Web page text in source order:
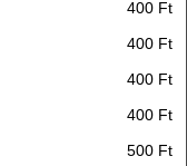
400 Ft
400 Ft
400 Ft
400 Ft
500 Ft